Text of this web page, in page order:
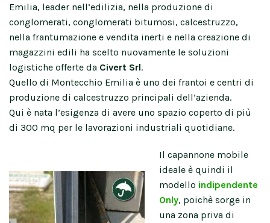
Emilia, leader nell’edilizia, nella produzione di
conglomerati, conglomerati bitumosi, calcestruzzo,
nella frantumazione e vendita inerti e nella creazione di
magazzini edili ha scelto nuovamente le soluzioni
logistiche offerte da Civert Srl.
Quello di Montecchio Emilia è uno dei frantoi e centri di
produzione di calcestruzzo principali dell’azienda.
Qui è nata l’esigenza di avere uno spazio coperto di più
di 300 mq per le lavorazioni industriali quotidiane.
Il capannone mobile
ideale è quindi il
modello indipendente
Only, poichè sorge in
una zona priva di